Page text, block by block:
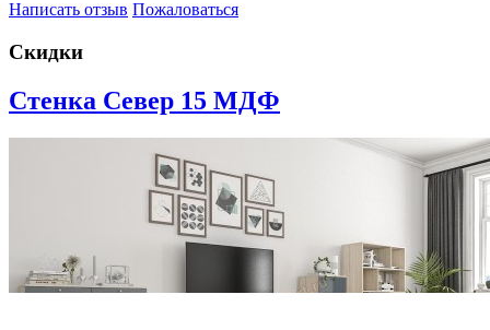
Написать отзыв Пожаловаться
Скидки
Стенка Север 15 МДФ